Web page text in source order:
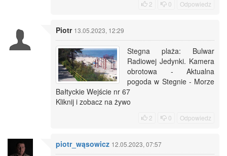
2 0 Odpowiedz
Piotr 13.05.2023, 12:29
Stegna plaża: Bulwar
Radiowej Jedynki. Kamera
obrotowa - Aktualna
pogoda w Stegnie - Morze
Bałtyckie Wejście nr 67
Kliknij i zobacz na żywo
2 0 Odpowiedz
piotr_wąsowicz 12.05.2023, 07:57